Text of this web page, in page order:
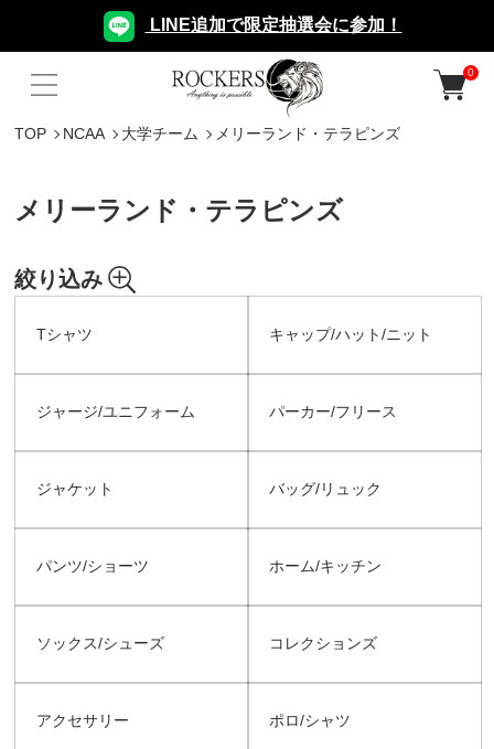
LINE追加で限定抽選会に参加！
0
TOP NCAA 大学チーム メリーランド・テラピンズ
メリーランド・テラピンズ
絞り込み
Tシャツ キャップ/ハット/ニット
ジャージ/ユニフォーム パーカー/フリース
ジャケット バッグ/リュック
パンツ/ショーツ ホーム/キッチン
ソックス/シューズ コレクションズ
アクセサリー ポロ/シャツ